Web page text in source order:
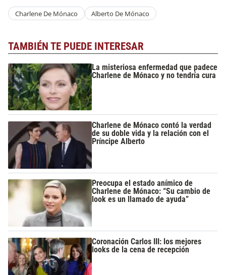
Charlene De Mónaco Alberto De Mónaco
TAMBIÉN TE PUEDE INTERESAR
La misteriosa enfermedad que padece
Charlene de Mónaco y no tendría cura
Charlene de Mónaco contó la verdad
de su doble vida y la relación con el
Príncipe Alberto
Preocupa el estado anímico de
Charlene de Mónaco: “Su cambio de
look es un llamado de ayuda”
Coronación Carlos III: los mejores
looks de la cena de recepción